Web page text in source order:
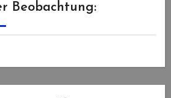
Beobachtung: